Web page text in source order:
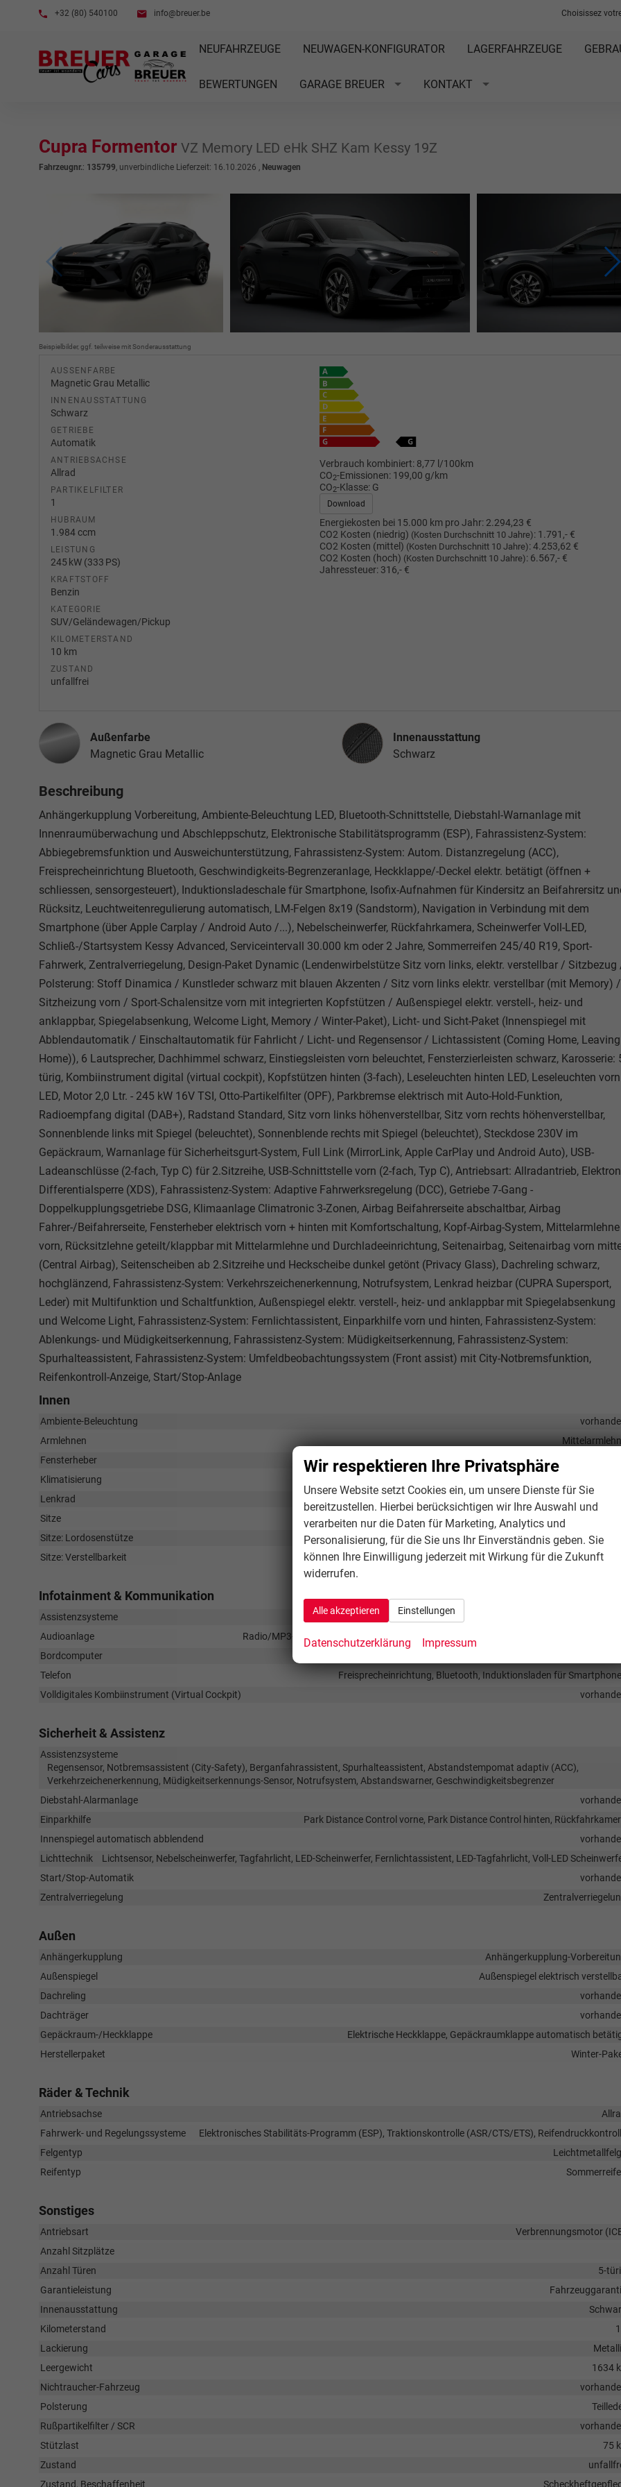
+32 (80) 540100 info@breuer.be Choisissez
NEUFAHRZEUGE NEUWAGEN-KONFIGURATOR LAGERFAHRZEUGE
BEWERTUNGEN GARAGE BREUER KONTAKT
Cupra Formentor VZ Memory LED eHk SHZ Kam Kessy 19Z
Fahrzeugnr.: 135799, unverbindliche Lieferzeit: 16.10.2026 , Neuwagen
Beispielbilder, ggf. teilweise mit Sonderausstattung
AUSSENFARBE
Magnetic Grau Metallic
INNENAUSSTATTUNG
Schwarz
GETRIEBE
Automatik
ANTRIEBSACHSE
Allrad
PARTIKELFILTER
1
HUBRAUM
1.984 ccm
LEISTUNG
245 kW (333 PS)
KRAFTSTOFF
Benzin
KATEGORIE
SUV/Geländewagen/Pickup
KILOMETERSTAND
10 km
ZUSTAND
unfallfrei
Verbrauch kombiniert: 8,77 l/100km
CO2-Emissionen: 199,00 g/km
CO2-Klasse: G
Download
Energiekosten bei 15.000 km pro Jahr: 2.294,23 €
CO2 Kosten (niedrig) (Kosten Durchschnitt 10 Jahre): 1.791,- €
CO2 Kosten (mittel) (Kosten Durchschnitt 10 Jahre):4.253,62 €
CO2 Kosten (hoch) (Kosten Durchschnitt 10 Jahre): 6.567,- €
Jahressteuer: 316,- €
Außenfarbe
Magnetic Grau Metallic
Innenausstattung
Innenausstattung
Schwarz
Beschreibung
Anhängerkupplung Vorbereitung, Ambiente-Beleuchtung LED, Bluetooth-Schnittstelle, Diebstahl-Warnanlage mit
Innenraumüberwachung und Abschleppschutz, Elektronische Stabilitätsprogramm (ESP), Fahrassistenz-System:
Abbiegebremsfunktion und Ausweichunterstützung, Fahrassistenz-System: Autom. Distanzregelung (ACC),
Freisprecheinrichtung Bluetooth, Geschwindigkeits-Begrenzeranlage, Heckklappe/-Deckel elektr. betätigt (öffnen +
schliessen, sensorgesteuert), Induktionsladeschale für Smartphone, Isofix-Aufnahmen für Kindersitz an Beifahrersitz
Rücksitz, Leuchtweitenregulierung automatisch, LM-Felgen 8x19 (Sandstorm), Navigation in Verbindung mit dem
Smartphone (über Apple Carplay / Android Auto /...), Nebelscheinwerfer, Rückfahrkamera, Scheinwerfer Voll-LED,
Schließ-/Startsystem Kessy Advanced, Serviceintervall 30.000 km oder 2 Jahre, Sommerreifen 245/40 R19, Sport-
Fahrwerk, Zentralverriegelung, Design-Paket Dynamic (Lendenwirbelstütze Sitz vorn links, elektr. verstellbar / Sitzbezug
Polsterung: Stoff Dinamica / Kunstleder schwarz mit blauen Akzenten / Sitz vorn links elektr. verstellbar (mit Memory) /
Sitzheizung vorn / Sport-Schalensitze vorn mit integrierten Kopfstützen / Außenspiegel elektr. verstell-, heiz- und
anklappbar, Spiegelabsenkung, Welcome Light, Memory / Winter-Paket), Licht- und Sicht-Paket (Innenspiegel mit
Abblendautomatik / Einschaltautomatik für Fahrlicht / Licht- und Regensensor / Lichtassistent (Coming Home, Leaving
Home)), 6 Lautsprecher, Dachhimmel schwarz, Einstiegsleisten vorn beleuchtet, Fensterzierleisten schwarz, Karosserie:
türig, Kombiinstrument digital (virtual cockpit), Kopfstützen hinten (3-fach), Leseleuchten hinten LED, Leseleuchten vorn
LED, Motor 2,0 Ltr. - 245 kW 16V TSI, Otto-Partikelfilter (OPF), Parkbremse elektrisch mit Auto-Hold-Funktion,
Radioempfang digital (DAB+), Radstand Standard, Sitz vorn links höhenverstellbar, Sitz vorn rechts höhenverstellbar,
Sonnenblende links mit Spiegel (beleuchtet), Sonnenblende rechts mit Spiegel (beleuchtet), Steckdose 230V im
Gepäckraum, Warnanlage für Sicherheitsgurt-System, Full Link (MirrorLink, Apple CarPlay und Android Auto), USB-
Ladeanschlüsse (2-fach, Typ C) für 2.Sitzreihe, USB-Schnittstelle vorn (2-fach, Typ C), Antriebsart: Allradantrieb,
Differentialsperre (XDS), Fahrassistenz-System: Adaptive Fahrwerksregelung (DCC), Getriebe 7-Gang -
Doppelkupplungsgetriebe DSG, Klimaanlage Climatronic 3-Zonen, Airbag Beifahrerseite abschaltbar, Airbag
Fahrer-/Beifahrerseite, Fensterheber elektrisch vorn + hinten mit Komfortschaltung, Kopf-Airbag-System, Mittelarmlehne
vorn, Rücksitzlehne geteilt/klappbar mit Mittelarmlehne und Durchladeeinrichtung, Seitenairbag, Seitenairbag vorn
(Central Airbag), Seitenscheiben ab 2.Sitzreihe und Heckscheibe dunkel getönt (Privacy Glass), Dachreling schwarz,
hochglänzend, Fahrassistenz-System: Verkehrszeichenerkennung, Notrufsystem, Lenkrad heizbar (CUPRA Supersport,
Leder) mit Multifunktion und Schaltfunktion, Außenspiegel elektr. verstell-, heiz- und anklappbar mit Spiegelabsenkung
und Welcome Light, Fahrassistenz-System: Fernlichtassistent, Einparkhilfe vorn und hinten, Fahrassistenz-System:
Ablenkungs- und Müdigkeitserkennung, Fahrassistenz-System: Müdigkeitserkennung, Fahrassistenz-System:
Spurhalteassistent, Fahrassistenz-System: Umfeldbeobachtungssystem (Front assist) mit City-Notbremsfunktion,
Reifenkontroll-Anzeige, Start/Stop-Anlage
Innen
Ambiente-Beleuchtung
Armlehnen
Fensterheber
Klimatisierung
Lenkrad
in Leder, mit Multifunktionen, mit Lenkradheizung, mit
Sitze
Isofix (Kindersitzbefestigung), Sitzheizung,
Sitze: Lordosenstütze
Sitze: Verstellbarkeit
Elektrisch verstellbarer
Infotainment & Kommunikation
Assistenzsysteme
Audioanlage
Radio/MP3-Player, Radio, Schnittstelle USB, Digitalradio DAB, Android Auto, Apple
Bordcomputer
Telefon
Freisprecheinrichtung, Bluetooth, Induktionsladen für
Volldigitales Kombiinstrument (Virtual Cockpit)
Sicherheit & Assistenz
Assistenzsysteme
Regensensor, Notbremsassistent (City-Safety), Berganfahrassistent, Spurhalteassistent, Abstandstempomat adaptiv (ACC),
Verkehrzeichenerkennung, Müdigkeitserkennungs-Sensor, Notrufsystem, Abstandswarner, Geschwindigkeitsbegrenzer
Diebstahl-Alarmanlage
Einparkhilfe
Park Distance Control vorne, Park Distance Control hinten,
Innenspiegel automatisch abblendend
Lichttechnik
Lichtsensor, Nebelscheinwerfer, Tagfahrlicht, LED-Scheinwerfer, Fernlichtassistent, LED-Tagfahrlicht, Voll-LED
Start/Stop-Automatik
Zentralverriegelung
Außen
Anhängerkupplung
Anhängerkupplung-
Außenspiegel
Außenspiegel elektrisch
Dachreling
Dachträger
Gepäckraum-/Heckklappe
Elektrische Heckklappe, Gepäckraumklappe automatisch
Herstellerpaket
Winter-
Räder & Technik
Antriebsachse
Fahrwerk- und Regelungssysteme
Elektronisches Stabilitäts-Programm (ESP), Traktionskontrolle (ASR/CTS/ETS),
Felgentyp
Reifentyp
Sonstiges
Antriebsart
Verbrennungsmotor
Anzahl Sitzplätze
Anzahl Türen
5-
Garantieleistung
Innenausstattung
Kilometerstand
Lackierung
Leergewicht
1634
Nichtraucher-Fahrzeug
Polsterung
Rußpartikelfilter / SCR
Stützlast
75
Zustand
Zustand, Beschaffenheit
Wir respektieren Ihre Privatsphäre
Unsere Website setzt Cookies ein, um unsere Dienste für Sie
bereitzustellen. Hierbei berücksichtigen wir Ihre Auswahl und
verarbeiten nur die Daten für Marketing, Analytics und
Personalisierung, für die Sie uns Ihr Einverständnis geben. Sie
können Ihre Einwilligung jederzeit mit Wirkung für die Zukunft
widerrufen.
Alle akzeptieren Einstellungen
Datenschutzerklärung Impressum